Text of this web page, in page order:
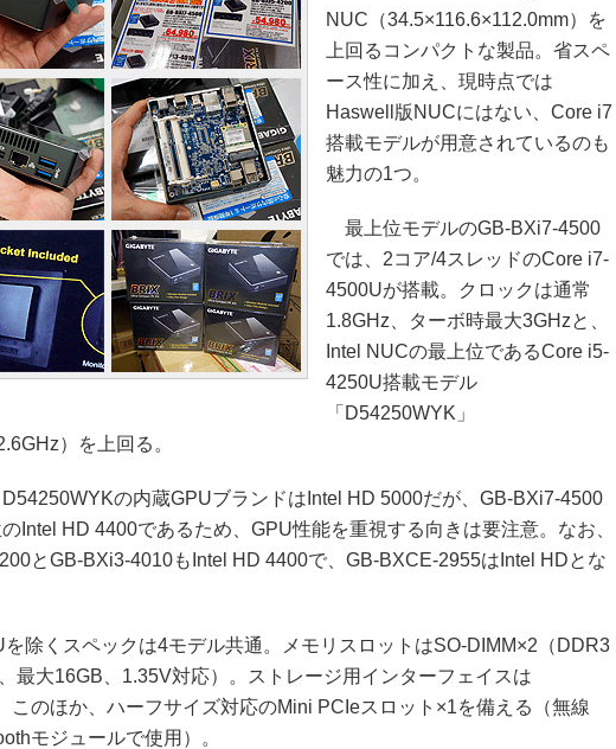
NUC（34.5×116.6×112.0mm）を
上回るコンパクトな製品。省スペ
ース性に加え、現時点では
Haswell版NUCにはない、Core i7
搭載モデルが用意されているのも
魅力の1つ。
最上位モデルのGB-BXi7-4500
では、2コア/4スレッドのCore i7-
4500Uが搭載。クロックは通常
1.8GHz、ターボ時最大3GHzと、
Intel NUCの最上位であるCore i5-
4250U搭載モデル
「D54250WYK」
）を上回る。
の内蔵GPUブランドはIntel HD 5000だが、GB-BXi7-4500
Intel HD 4400であるため、GPU性能を重視する向きは要注意。なお、
とGB-BXi3-4010もIntel HD 4400で、GB-BXCE-2955はIntel HDとな
除くスペックは4モデル共通。メモリスロットはSO-DIMM×2（DDR3
最大16GB、1.35V対応）。ストレージ用インターフェイスは
このほか、ハーフサイズ対応のMini PCIeスロット×1を備える（無線
モジュールで使用）。